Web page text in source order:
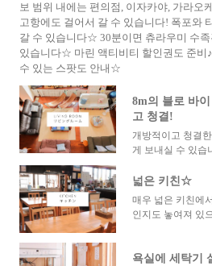
보 범위 내에는 편의점, 이자카야, 가라오
고항에도 걸어서 갈 수 있습니다! 폭포와
갈 수 있습니다☆ 30분이면 츄라우미 수
있습니다☆ 마린 액티비티 할인권도 준비
수 있는 스팟도 안내☆
8m의 블로 바
고 청결!
개방적이고 청결
게 보내실 수 있습
넓은 키친☆
매우 넓은 키친에
인지도 놓여져 있
욕실에 세탁기